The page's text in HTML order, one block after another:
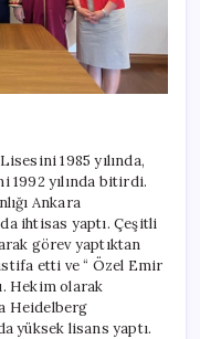
1985 yılında,
1992 yılında bitirdi.
Ankara
ihtisas yaptı. Çeşitli
görev yaptıktan
etti ve “ Özel Emir
Hekim olarak
Heidelberg
yüksek lisans yaptı.